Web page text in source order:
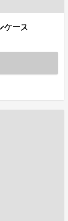
ケース